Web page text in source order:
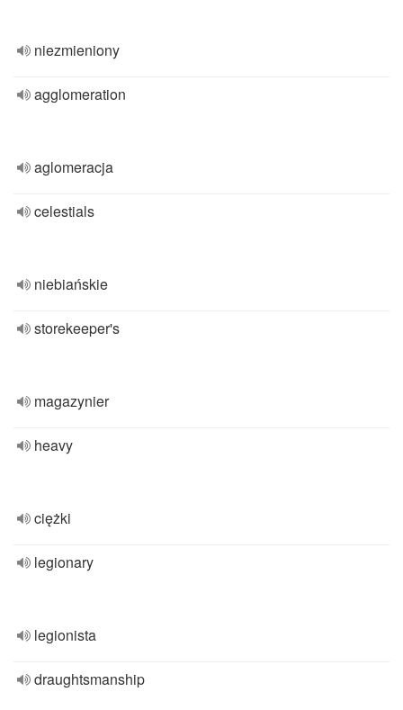
niezmieniony
agglomeration
aglomeracja
celestials
niebiańskie
storekeeper's
magazynier
heavy
ciężki
legionary
legionista
draughtsmanship